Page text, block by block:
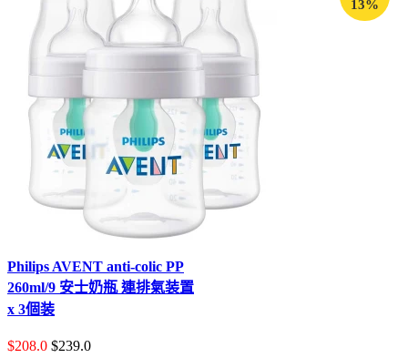
13%
Philips AVENT anti-colic PP
260ml/9 安士奶瓶 連排氣装置
x 3個装
$208.0 $239.0